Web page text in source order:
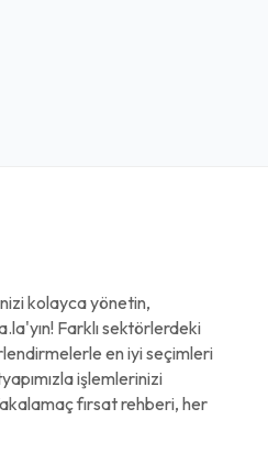
kolayca yönetin,
Farklı sektörlerdeki
en iyi seçimleri
işlemlerinizi
fırsat rehberi, her